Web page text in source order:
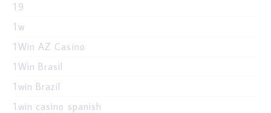
19
1w
1Win AZ Casino
1Win Brasil
1win Brazil
1win casino spanish